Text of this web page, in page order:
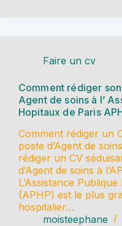
Faire un cv
Comment rédiger
Agent de soins à l’
Hopitaux de Paris
Comment rédiger un
poste d’Agent de
rédiger un CV
d’Agent de soins à
L’Assistance
(APHP) est le plus
hospitalier…
moisteephane